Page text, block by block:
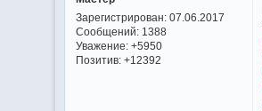
Зарегистрирован: 07.06.2017
Сообщений:1388
Уважение: +5950
Позитив: +12392